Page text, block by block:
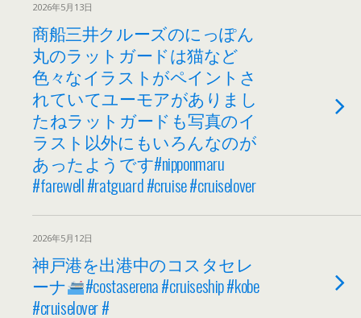
2026年5月13日
商船三井クルーズのにっぽん
丸のラットガードは猫など
色々なイラストがペイントさ
れていてユーモアがありまし
たねラットガードも写真のイ
ラスト以外にもいろんなのが
あったようです#nipponmaru
#farewell #ratguard #cruise #cruiselover
2026年5月12日
神戸港を出港中のコスタセレ
ーナ
#costaserena #cruiseship #kobe
#cruiselover #